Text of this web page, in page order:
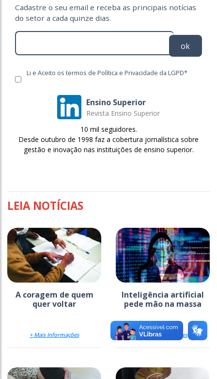
Cadastre o seu email e receba as principais notícias
do setor a cada quinze dias.
ok
Li e Aceito os termos de Política e Privacidade da LGPD*
Ensino Superior
Revista Ensino Superior
10 mil seguidores.
Desde outubro de 1998 faz a cobertura jornalística sobre
gestão e inovação nas instituições de ensino superior.
LEIA NOTÍCIAS
A coragem de quem
quer voltar
+ Mais Informações
Inteligência artificial
pede mão na massa
+ Mais Informações